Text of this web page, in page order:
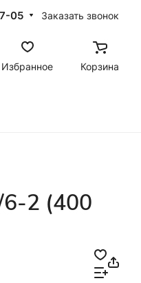
05 Заказать звонок
Избранное Корзина
6-2 (400